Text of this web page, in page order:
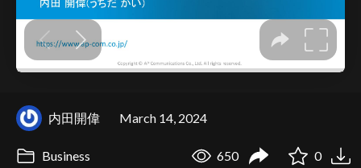
内田開偉 March 14, 2024
Business 650 0